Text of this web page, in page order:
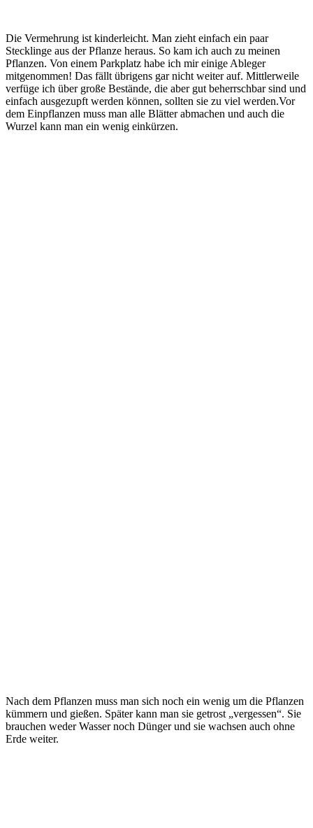
Die Vermehrung ist kinderleicht. Man zieht einfach ein paar
Stecklinge aus der Pflanze heraus. So kam ich auch zu meinen
Pflanzen. Von einem Parkplatz habe ich mir einige Ableger
mitgenommen! Das fällt übrigens gar nicht weiter auf. Mittlerweile
verfüge ich über große Bestände, die aber gut beherrschbar sind und
einfach ausgezupft werden können, sollten sie zu viel werden.Vor
dem Einpflanzen muss man alle Blätter abmachen und auch die
Wurzel kann man ein wenig einkürzen.
Nach dem Pflanzen muss man sich noch ein wenig um die Pflanzen
kümmern und gießen. Später kann man sie getrost „vergessen“. Sie
brauchen weder Wasser noch Dünger und sie wachsen auch ohne
Erde weiter.